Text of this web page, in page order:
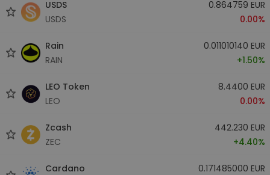
USDS
USDS
0.864759 EUR
0.00%
Rain
RAIN
0.011010140 EUR
+1.50%
LEO Token
LEO
8.4400 EUR
0.00%
Zcash
ZEC
442.230 EUR
+4.40%
Cardano
0.171485000 EUR